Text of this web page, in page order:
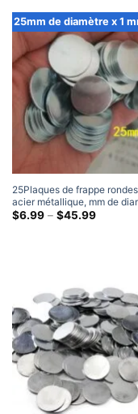
à
travers
$38.99
25mm de diamètre x 1
25Plaques de frappe
acier métallique, mm de
1 mm d'épaisseur
$6.99 – $45.99Gamme